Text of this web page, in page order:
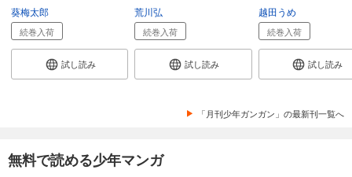
葵梅太郎
続巻入荷
試し読み
荒川弘
続巻入荷
試し読み
越田うめ
続巻入荷
試し読み
「月刊少年ガンガン」の最新刊一覧へ
無料で読める少年マンガ